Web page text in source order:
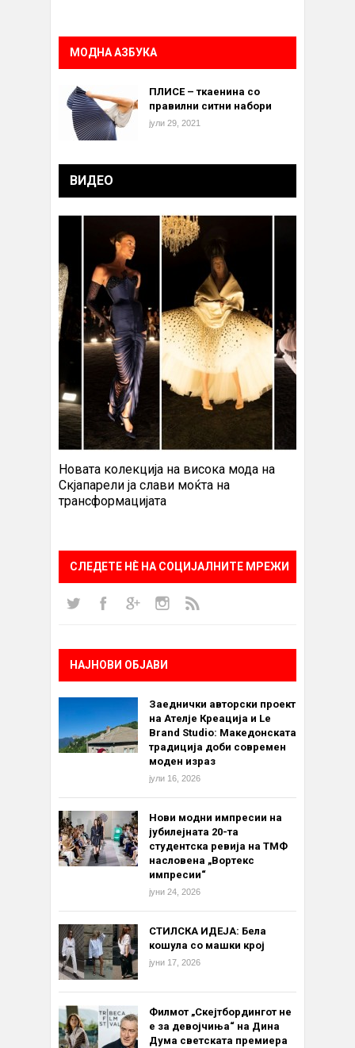
МОДНА АЗБУКА
ПЛИСЕ – ткаенина со
правилни ситни набори
јули 29, 2021
ВИДЕО
Новата колекција на висока мода на
Скјапарели ја слави моќта на
трансформацијата
СЛЕДЕТЕ НÈ НА СОЦИЈАЛНИТЕ МРЕЖИ
НАЈНОВИ ОБЈАВИ
Заеднички авторски проект
на Ателје Креација и Le
Brand Studio: Македонската
традиција доби современ
моден израз
јули 16, 2026
Нови модни импресии на
јубилејната 20-та
студентска ревија на ТМФ
насловена „Вортекс
импресии“
јуни 24, 2026
СТИЛСКА ИДЕЈА: Бела
кошула со машки крој
јуни 17, 2026
Филмот „Скејтбордингот не
е за девојчиња“ на Дина
Дума светската премиера